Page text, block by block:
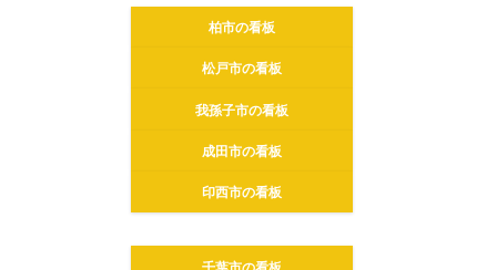
柏市の看板
松戸市の看板
我孫子市の看板
成田市の看板
印西市の看板